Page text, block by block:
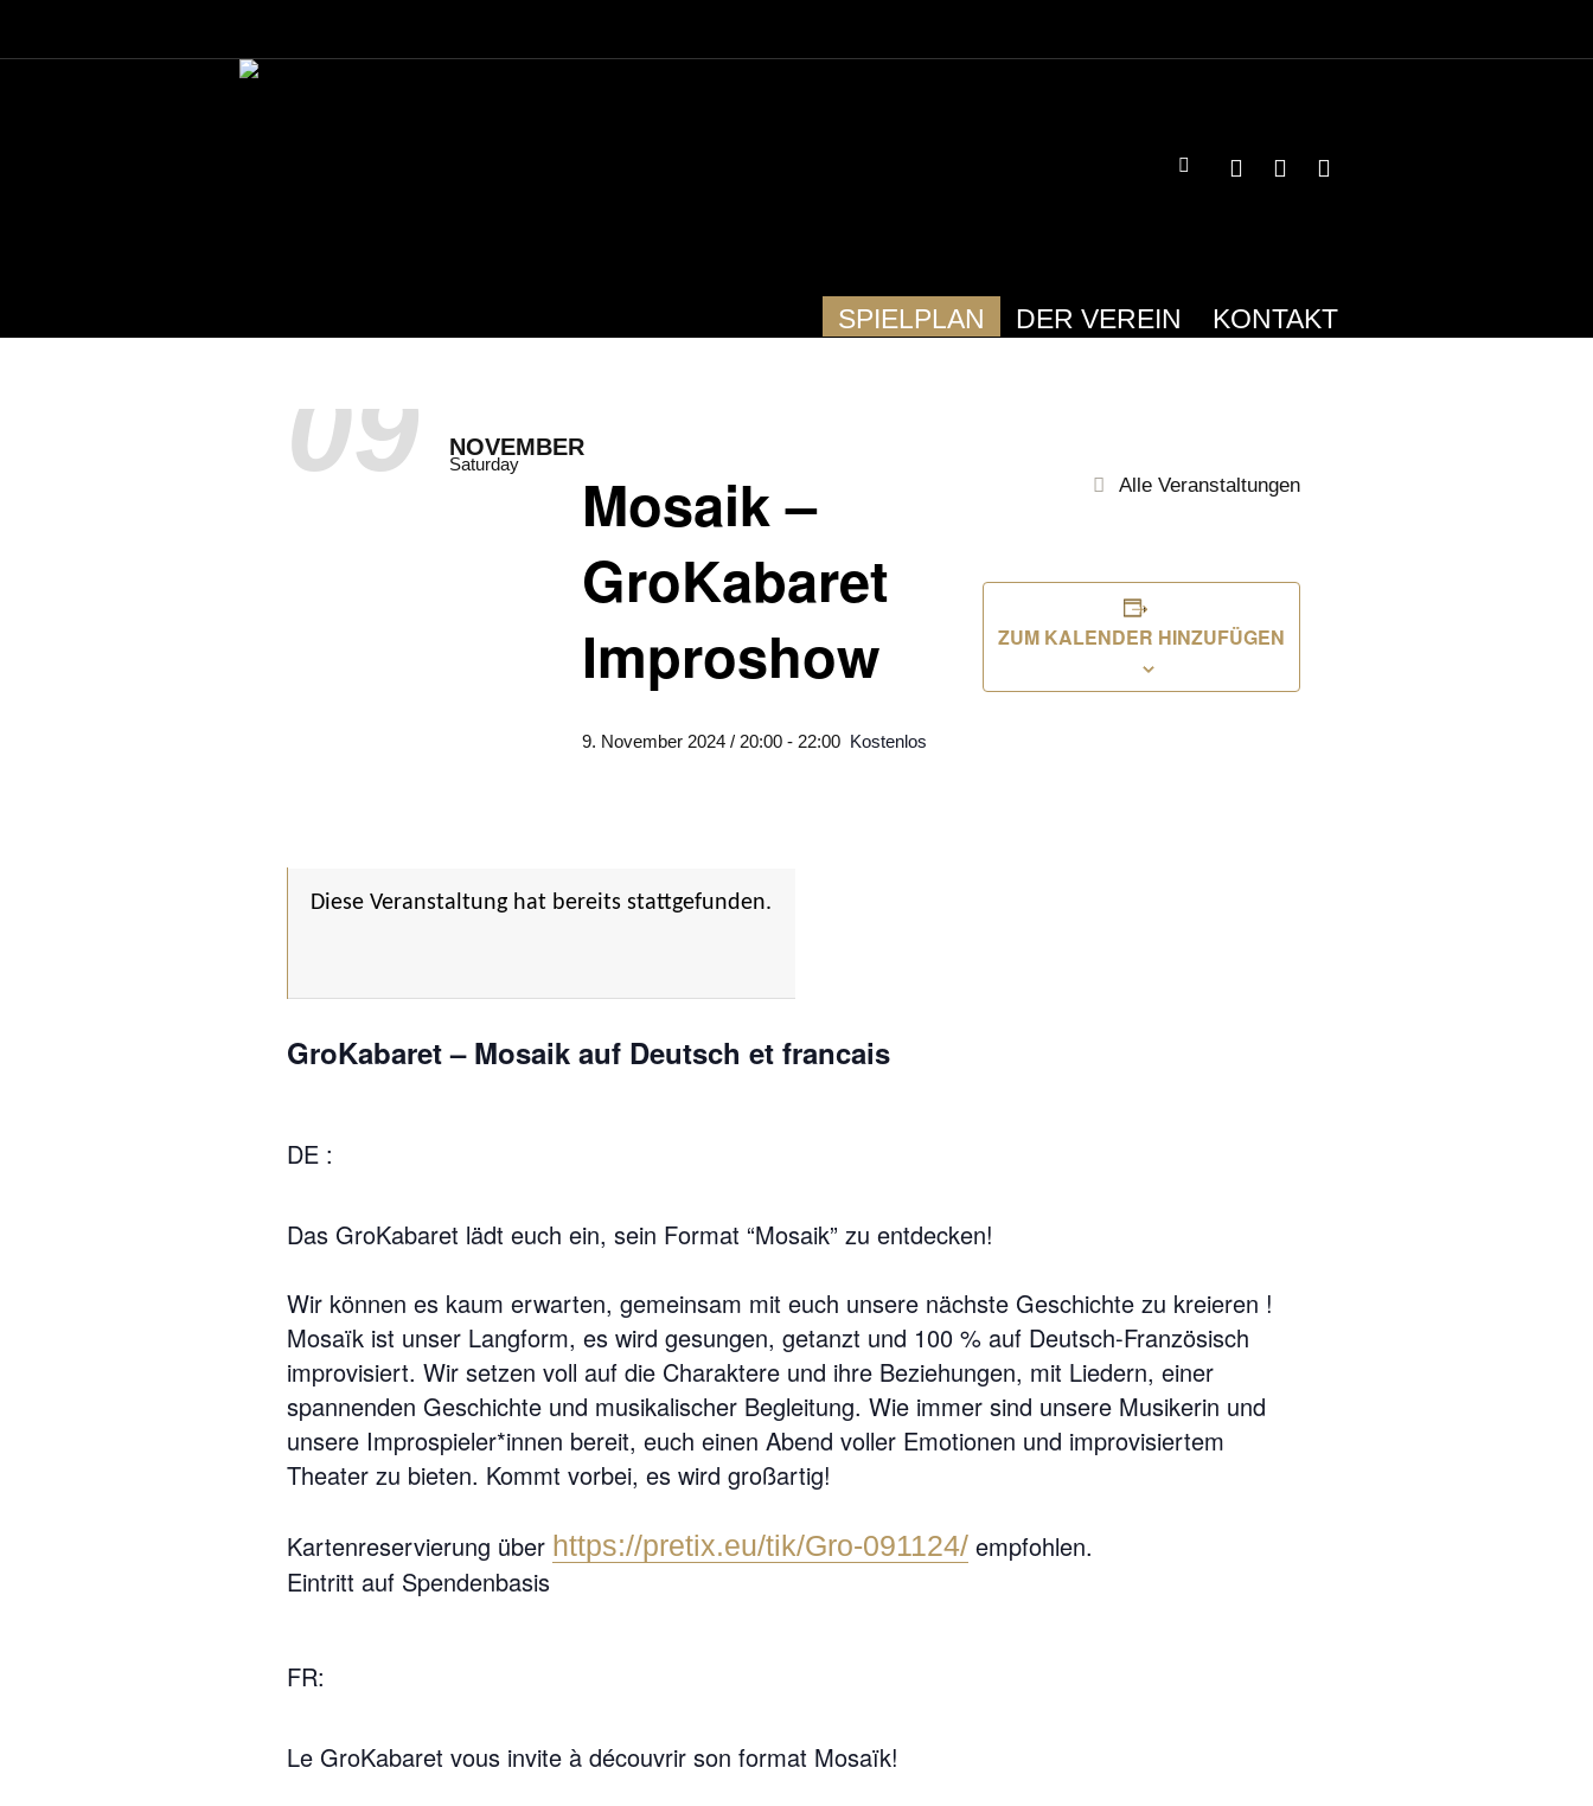
SPIELPLAN DER VEREIN KONTAKT
09 NOVEMBER
Saturday
Mosaik –
GroKabaret
Improshow
9. November 2024 / 20:00 - 22:00 Kostenlos
Alle Veranstaltungen
ZUM KALENDER HINZUFÜGEN
Diese Veranstaltung hat bereits stattgefunden.
GroKabaret – Mosaik auf Deutsch et francais
DE :
Das GroKabaret lädt euch ein, sein Format “Mosaik” zu entdecken!
Wir können es kaum erwarten, gemeinsam mit euch unsere nächste Geschichte zu kreieren !
Mosaïk ist unser Langform, es wird gesungen, getanzt und 100 % auf Deutsch-Französisch
improvisiert. Wir setzen voll auf die Charaktere und ihre Beziehungen, mit Liedern, einer
spannenden Geschichte und musikalischer Begleitung. Wie immer sind unsere Musikerin und
unsere Improspieler*innen bereit, euch einen Abend voller Emotionen und improvisiertem
Theater zu bieten. Kommt vorbei, es wird großartig!
Kartenreservierung über https://pretix.eu/tik/Gro-091124/ empfohlen.
Eintritt auf Spendenbasis
FR:
Le GroKabaret vous invite à découvrir son format Mosaïk!